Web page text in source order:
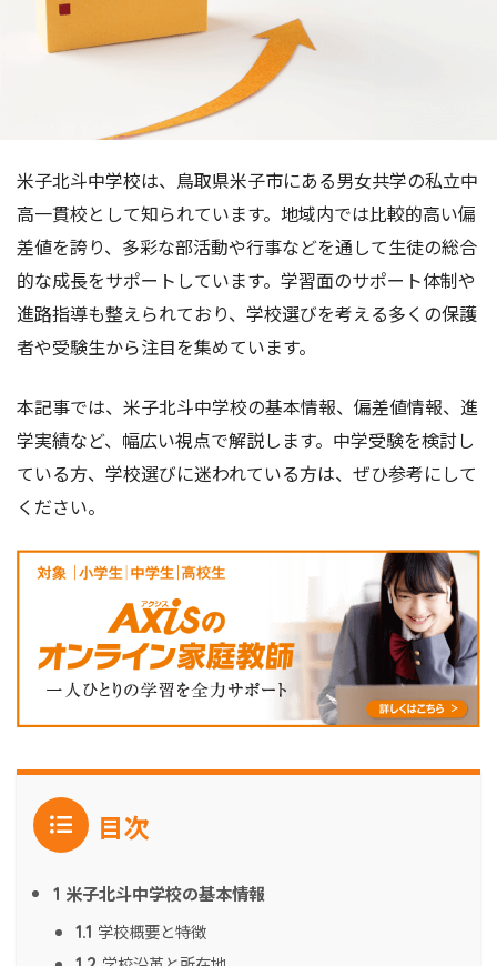
米子北斗中学校は、鳥取県米子市にある男女共学の私立中
高一貫校として知られています。地域内では比較的高い偏
差値を誇り、多彩な部活動や行事などを通して生徒の総合
的な成長をサポートしています。学習面のサポート体制や
進路指導も整えられており、学校選びを考える多くの保護
者や受験生から注目を集めています。
本記事では、米子北斗中学校の基本情報、偏差値情報、進
学実績など、幅広い視点で解説します。中学受験を検討し
ている方、学校選びに迷われている方は、ぜひ参考にして
ください。
目次
1 米子北斗中学校の基本情報
1.1 学校概要と特徴